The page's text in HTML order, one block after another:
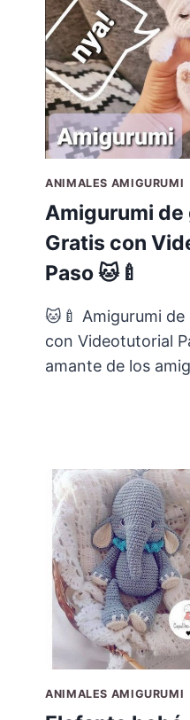
ANIMALES AMIGURUMI
Amigurumi de
Gratis con
Paso 🐱🍼
🐱🍼 Amigurumi
con Videotutorial
amante de los
ANIMALES AMIGURUMI